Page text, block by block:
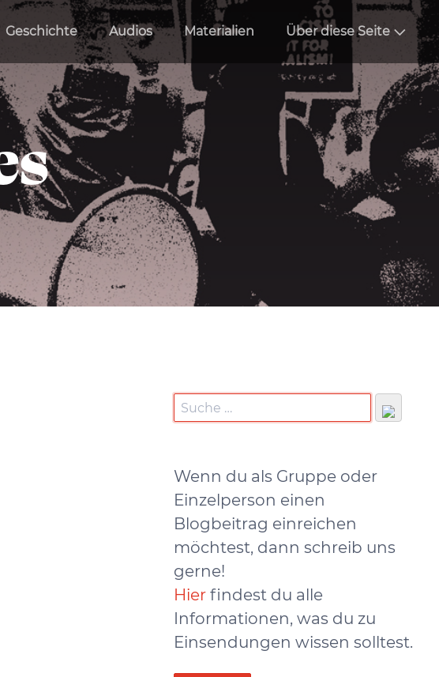
Geschichte Audios Materialien Über diese Seite
Wenn du als Gruppe oder
Einzelperson einen
Blogbeitrag einreichen
möchtest, dann schreib uns
gerne!
Hier findest du alle
Informationen, was du zu
Einsendungen wissen solltest.